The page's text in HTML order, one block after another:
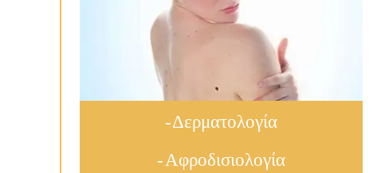
- Δερματολογία
- Αφροδισιολογία